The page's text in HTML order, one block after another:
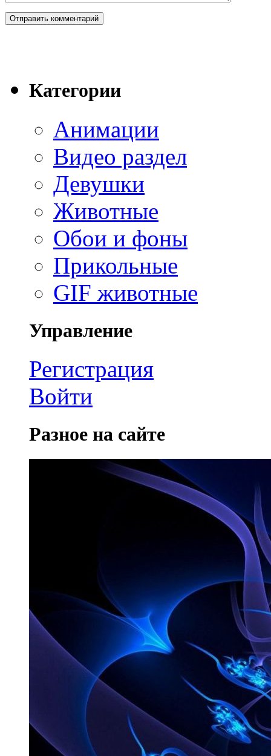
Категории
Анимации
Видео раздел
Девушки
Животные
Обои и фоны
Прикольные
GIF животные
Управление
Регистрация
Войти
Разное на сайте